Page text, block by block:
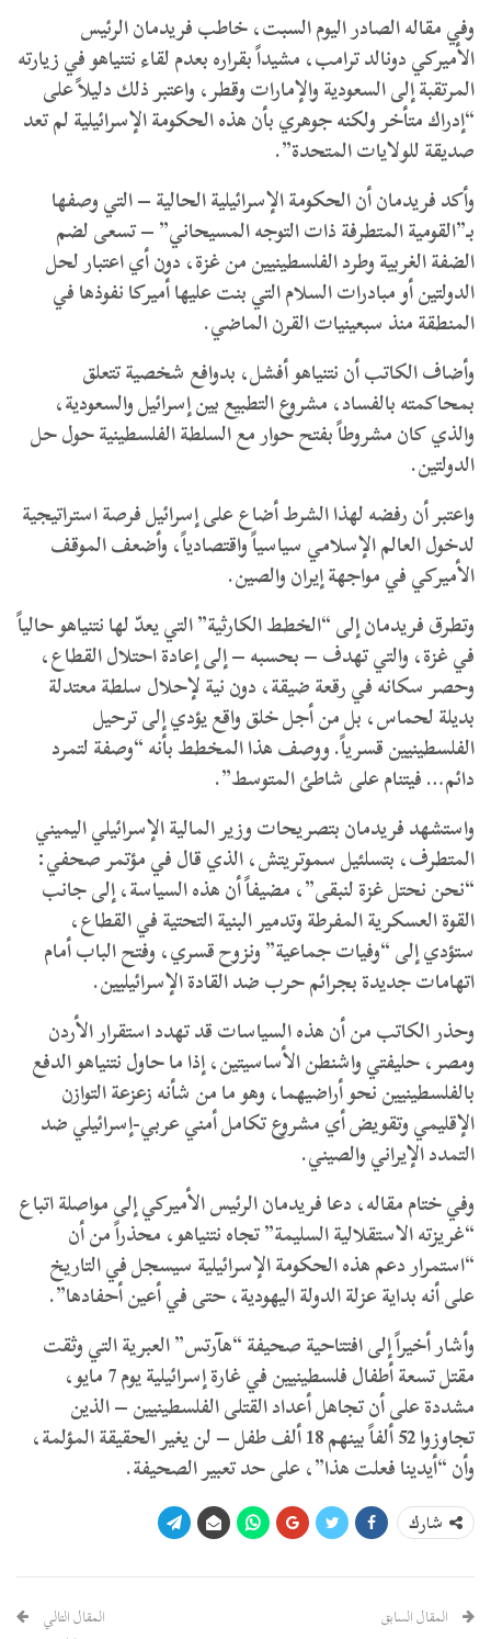
وفي مقاله الصادر اليوم السبت، خاطب فريدمان الرئيس
الأميركي دونالد ترامب، مشيداً بقراره بعدم لقاء نتنياهو في زيارته
المرتقبة إلى السعودية والإمارات وقطر، واعتبر ذلك دليلاً على
“إدراك متأخر ولكنه جوهري بأن هذه الحكومة الإسرائيلية لم تعد
صديقة للولايات المتحدة”.
وأكد فريدمان أن الحكومة الإسرائيلية الحالية – التي وصفها
بـ”القومية المتطرفة ذات التوجه المسيحاني” – تسعى لضم
الضفة الغربية وطرد الفلسطينيين من غزة، دون أي اعتبار لحل
الدولتين أو مبادرات السلام التي بنت عليها أميركا نفوذها في
المنطقة منذ سبعينيات القرن الماضي.
وأضاف الكاتب أن نتنياهو أفشل، بدوافع شخصية تتعلق
بمحاكمته بالفساد، مشروع التطبيع بين إسرائيل والسعودية،
والذي كان مشروطاً بفتح حوار مع السلطة الفلسطينية حول حل
الدولتين.
واعتبر أن رفضه لهذا الشرط أضاع على إسرائيل فرصة استراتيجية
لدخول العالم الإسلامي سياسياً واقتصادياً، وأضعف الموقف
الأميركي في مواجهة إيران والصين.
وتطرق فريدمان إلى “الخطط الكارثية” التي يعدّ لها نتنياهو حالياً
في غزة، والتي تهدف – بحسبه – إلى إعادة احتلال القطاع،
وحصر سكانه في رقعة ضيقة، دون نية لإحلال سلطة معتدلة
بديلة لحماس، بل من أجل خلق واقع يؤدي إلى ترحيل
الفلسطينيين قسرياً. ووصف هذا المخطط بأنه “وصفة لتمرد
دائم… فيتنام على شاطئ المتوسط”.
واستشهد فريدمان بتصريحات وزير المالية الإسرائيلي اليميني
المتطرف، بتسلئيل سموتريتش، الذي قال في مؤتمر صحفي:
“نحن نحتل غزة لنبقى”، مضيفاً أن هذه السياسة، إلى جانب
القوة العسكرية المفرطة وتدمير البنية التحتية في القطاع،
ستؤدي إلى “وفيات جماعية” ونزوح قسري، وفتح الباب أمام
اتهامات جديدة بجرائم حرب ضد القادة الإسرائيليين.
وحذر الكاتب من أن هذه السياسات قد تهدد استقرار الأردن
ومصر، حليفتي واشنطن الأساسيتين، إذا ما حاول نتنياهو الدفع
بالفلسطينيين نحو أراضيهما، وهو ما من شأنه زعزعة التوازن
الإقليمي وتقويض أي مشروع تكامل أمني عربي-إسرائيلي ضد
التمدد الإيراني والصيني.
وفي ختام مقاله، دعا فريدمان الرئيس الأميركي إلى مواصلة اتباع
“غريزته الاستقلالية السليمة” تجاه نتنياهو، محذراً من أن
“استمرار دعم هذه الحكومة الإسرائيلية سيسجل في التاريخ
على أنه بداية عزلة الدولة اليهودية، حتى في أعين أحفادها”.
وأشار أخيراً إلى افتتاحية صحيفة “هآرتس” العبرية التي وثقت
مقتل تسعة أطفال فلسطينيين في غارة إسرائيلية يوم 7 مايو،
مشددة على أن تجاهل أعداد القتلى الفلسطينيين – الذين
تجاوزوا 52 ألفاً بينهم 18 ألف طفل – لن يغير الحقيقة المؤلمة،
وأن “أيدينا فعلت هذا”، على حد تعبير الصحيفة.
شارك
المقال السابق المقال التالي